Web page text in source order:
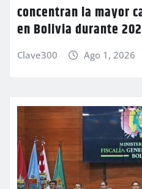
concentran la mayor
en Bolivia durante
Clave300 Ago 1, 2026